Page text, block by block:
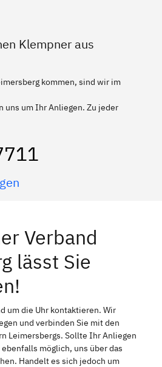
Klempner aus
kommen, sind wir im
uns um Ihr Anliegen. Zu jeder
Verband
lässt Sie
um die Uhr kontaktieren. Wir
und verbinden Sie mit den
Leimersbergs. Sollte Ihr Anliegen
möglich, uns über das
Handelt es sich jedoch um